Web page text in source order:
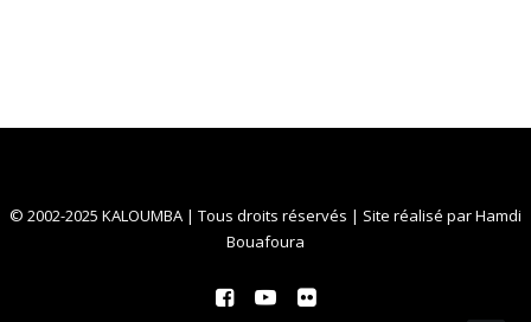
© 2002-2025 KALOUMBA | Tous droits réservés | Site réalisé parHamdi
Bouafoura